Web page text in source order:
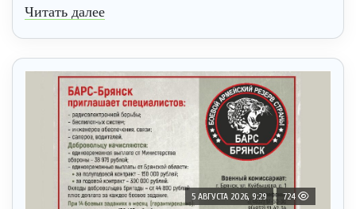
Читать далее
5 АВГУСТА 2026, 9:29 724